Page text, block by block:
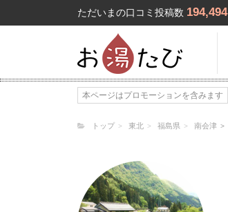
ただいまの口コミ投稿数 194,494
本ページはプロモーションを含みます
トップ 東北 福島県 南会津